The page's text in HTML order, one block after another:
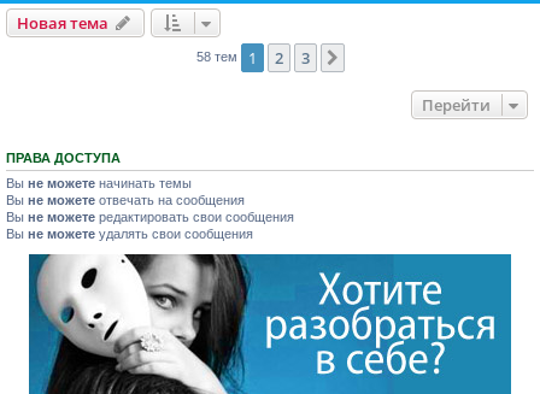
Новая тема
58 тем 1 2 3
Перейти
ПРАВА ДОСТУПА
Вы не можете начинать темы
Вы не можете отвечать на сообщения
Вы не можете редактировать свои сообщения
Вы не можете удалять свои сообщения